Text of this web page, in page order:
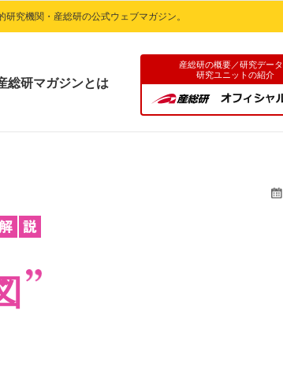
究機関・産総研の公式ウェブマガジン。
総研マガジンとは
産総研の概要／研究デー
研究ユニットの紹介